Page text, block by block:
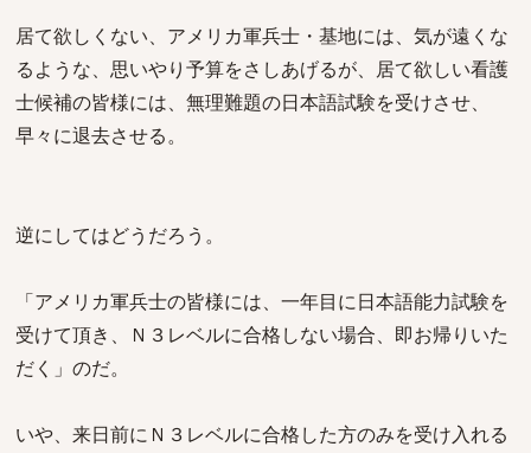
居て欲しくない、アメリカ軍兵士・基地には、気が遠くな
るような、思いやり予算をさしあげるが、居て欲しい看護
士候補の皆様には、無理難題の日本語試験を受けさせ、
早々に退去させる。
逆にしてはどうだろう。
「アメリカ軍兵士の皆様には、一年目に日本語能力試験を
受けて頂き、Ｎ３レベルに合格しない場合、即お帰りいた
だく」のだ。
いや、来日前にＮ３レベルに合格した方のみを受け入れる